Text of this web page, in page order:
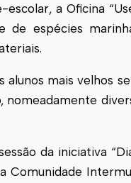
a Oficina
de espécies
alunos mais velhos
da iniciativa
Comunidade